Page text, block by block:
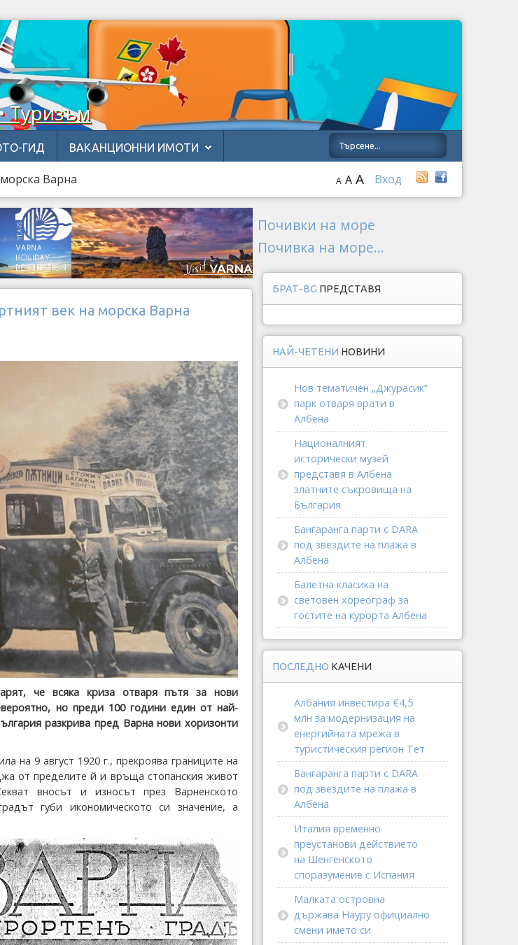
Туризъм
ГИД ВАКАНЦИОННИ ИМОТИ
Варна Вход
A A A
век на морска Варна
че всяка криза отваря пътя за нови
но преди 100 години един от най-
разкрива пред Варна нови хоризонти
на 9 август 1920 г., прекроява границите на
от пределите й и връща стопанския живот
вносът и износът през Варненското
губи икономическото си значение, а
Почивки на море
Почивка на море...
БРАТ-BG ПРЕДСТАВЯ
НАЙ-ЧЕТЕНИ НОВИНИ
Нов тематичен „Джурасик“
парк отваря врати в
Албена
Националният
исторически музей
представя в Албена
златните съкровища на
България
Бангаранга парти с DARA
под звездите на плажа в
Албена
Балетна класика на
световен хореограф за
гостите на курорта Албена
ПОСЛЕДНО КАЧЕНИ
Албания инвестира €4,5
млн за модернизация на
енергийната мрежа в
туристическия регион Тет
Бангаранга парти с DARA
под звездите на плажа в
Албена
Италия временно
преустанови действието
на Шенгенското
споразумение с Испания
Малката островна
държава Науру официално
смени името си